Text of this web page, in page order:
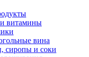
витамины
вина
сиропы и соки